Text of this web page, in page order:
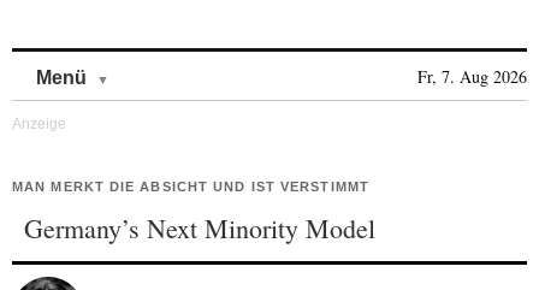
Menü Fr, 7. Aug 2026
MAN MERKT DIE ABSICHT UND IST VERSTIMMT
Germany’s Next Minority Model